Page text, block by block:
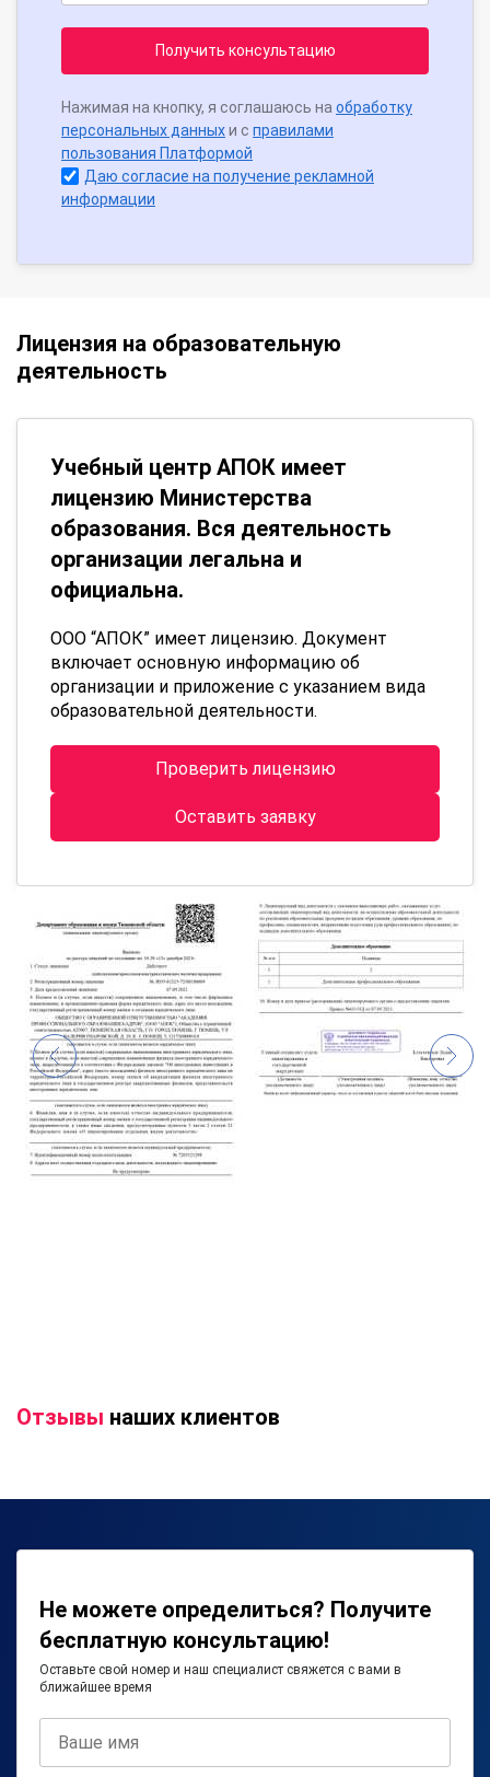
Получить консультацию
Нажимая на кнопку, я соглашаюсь на обработку
персональных данныхи с правилами
пользования Платформой
Даю согласие на получение рекламной
информации
Лицензия на образовательную
деятельность
Учебный центр АПОК имеет
лицензию Министерства
образования. Вся деятельность
организации легальна и
официальна.
ООО “АПОК” имеет лицензию. Документ
включает основную информацию об
организации и приложение с указанием вида
образовательной деятельности.
Проверить лицензию
Оставить заявку
Отзывы наших клиентов
Не можете определиться? Получите
бесплатную консультацию!
Оставьте свой номер и наш специалист свяжется с вами в
ближайшее время